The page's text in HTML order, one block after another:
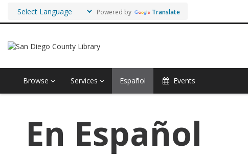
Powered by Translate
Browse Services Español Events
En Español